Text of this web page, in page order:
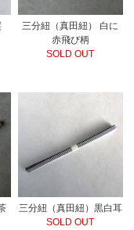
三分紐（真田紐） 白に
赤飛び柄
SOLD OUT
三分紐（真田紐）黒白耳
SOLD OUT